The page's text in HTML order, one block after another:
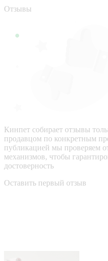
Отзывы
Кинпет собирает отзывы
продавцом по конкретным
публикацией мы проверяем
механизмов, чтобы
достоверность
Оставить первый отзыв